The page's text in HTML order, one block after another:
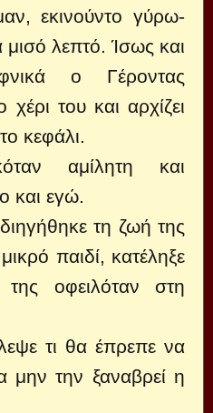
εκινούντο γύρω-
λεπτό. Ίσως και
ο Γέροντας
του και αρχίζει
κεφάλι.
αμίλητη και
και εγώ.
τη ζωή της
παιδί, κατέληξε
οφειλόταν στη
τι θα έπρεπε να
μην την ξαναβρεί η